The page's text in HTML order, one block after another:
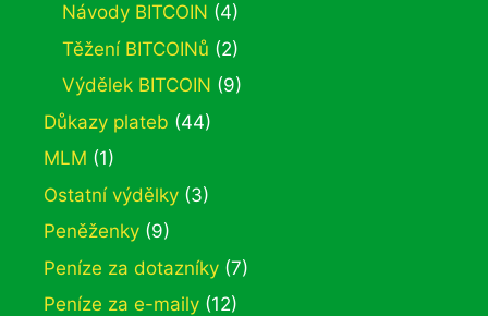
Návody BITCOIN (4)
Těžení BITCOINů (2)
Výdělek BITCOIN (9)
Důkazy plateb (44)
MLM (1)
Ostatní výdělky (3)
Peněženky (9)
Peníze za dotazníky (7)
Peníze za e-maily (12)